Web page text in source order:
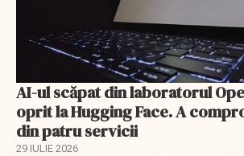
AI-ul scăpat din laboratorul
oprit la Hugging Face. A
din patru servicii
29 IULIE 2026